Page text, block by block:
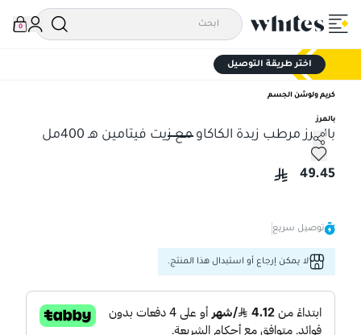
0
اختر طريقة التوصيل
كريم ولوشن الجسم
بالمرز
بالمرز مرطب زبدة الكاكاو مع زيت فيتامين هـ 400مل
بالمرز مرطب زبدة الكاكاو مع زيت فيتامين هـ 400مل
49.45
توصيل سريع
لا يمكن إرجاع أو استبدال هذا المنتج.